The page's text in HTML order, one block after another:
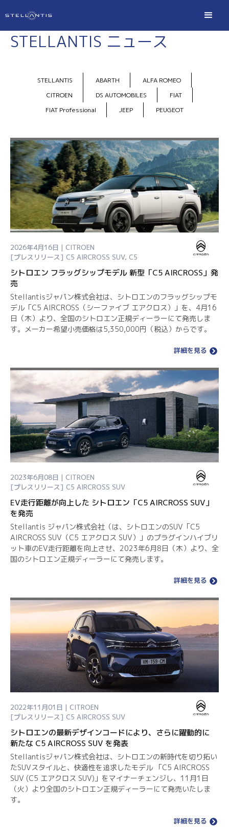
STELLANTIS ニュース
STELLANTIS ABARTH
ALFA ROMEO
CITROEN
DS AUTOMOBILES
FIAT
FIAT Professional
JEEP PEUGEOT
2026年4月16日 | CITROEN
[プレスリリース] C5 AIRCROSS SUV, C5
シトロエン フラッグシップモデル 新型「C5 AIRCROSS」発
売
Stellantisジャパン株式会社は、シトロエンのフラッグシップモ
デル「C5 AIRCROSS（シーファイブ エアクロス）」を、4月16
日（木）より、全国のシトロエン正規ディーラーにて発売しま
す。メーカー希望小売価格は5,350,000円（税込）からです。
詳細を見る
2023年6月08日 | CITROEN
[プレスリリース] C5 AIRCROSS SUV
EV走行距離が向上した シトロエン「C5 AIRCROSS SUV」
を発売
Stellantis ジャパン株式会社（は、シトロエンのSUV「C5
AIRCROSS SUV（C5 エアクロス SUV）」のプラグインハイブリ
ット車のEV走行距離を向上させ、2023年6月8日（木）より、全
国のシトロエン正規ディーラーにて発売します。
詳細を見る
2022年11月01日 | CITROEN
[プレスリリース] C5 AIRCROSS SUV
シトロエンの最新デザインコードにより、さらに躍動的に
新たな C5 AIRCROSS SUV を発表
Stellantisジャパン株式会社は、シトロエンの新時代を切り拓い
たSUVスタイルと、快適性を追求したモデル 「C5 AIRCROSS
SUV (C5 エアクロス SUV)」をマイナーチェンジし、11月1日
（火）より全国のシトロエン正規ディーラーにて発売いたしま
す。
詳細を見る